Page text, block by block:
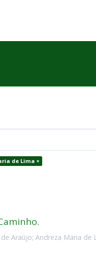
de Lima ×
Araújo; Andreza Maria de